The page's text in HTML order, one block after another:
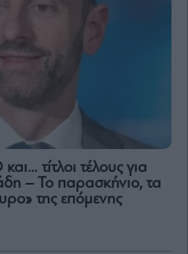
τίτλοι τέλους για
– Το παρασκήνιο, τα
της επόμενης